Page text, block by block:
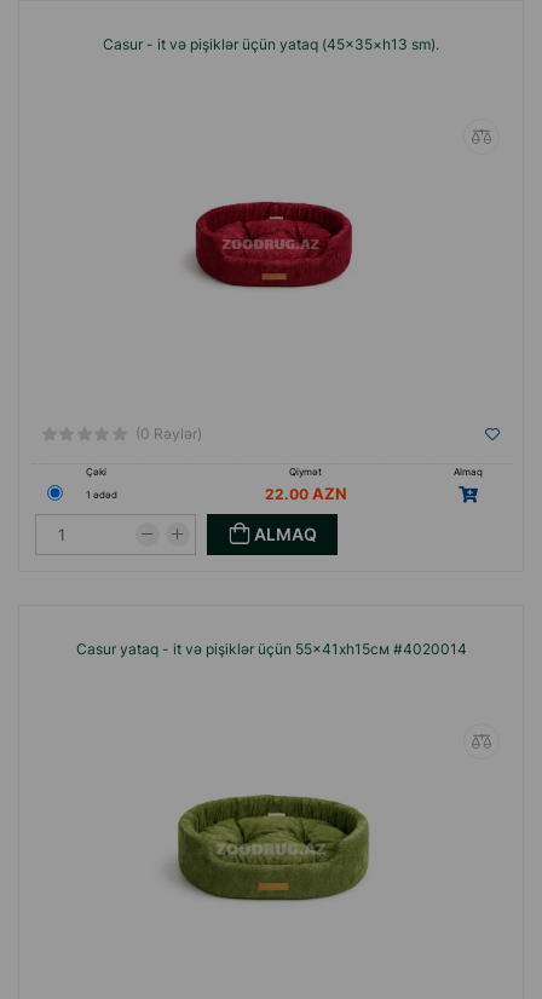
Casur - it və pişiklər üçün yataq (45×35×h13 sm).
(0 Rəylər)
Çəki Qiymət
Almaq
1 ədəd
22.00
ALMAQ
Casur yataq - it və pişiklər üçün 55x41xh15см #4020014